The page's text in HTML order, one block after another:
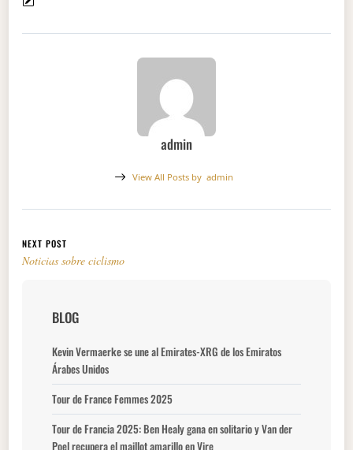
admin
View All Posts by admin
Navegación de entradas
NEXT POST
Noticias sobre ciclismo
BLOG
Kevin Vermaerke se une al Emirates-XRG de los Emiratos
Árabes Unidos
Tour de France Femmes 2025
Tour de Francia 2025: Ben Healy gana en solitario y Van der
Poel recupera el maillot amarillo en Vire